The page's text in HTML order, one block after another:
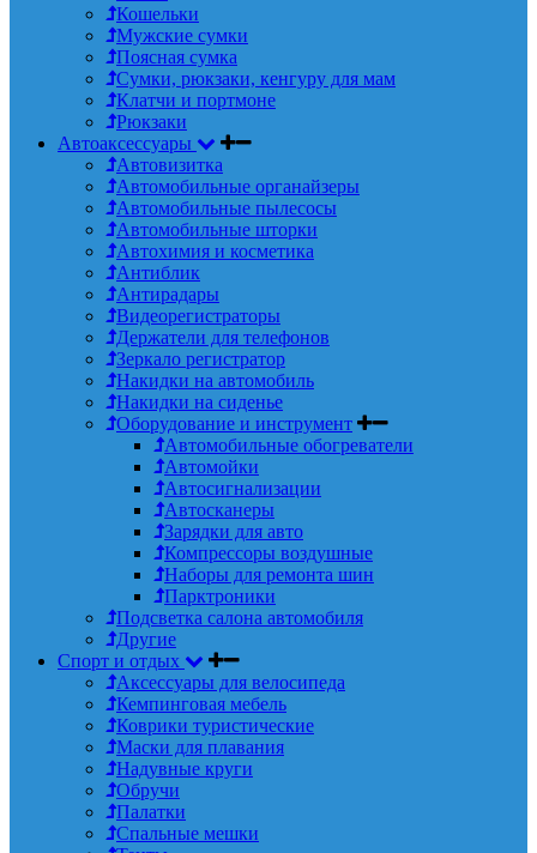
Кошельки
Мужские сумки
Поясная сумка
Сумки, рюкзаки, кенгуру для мам
Клатчи и портмоне
Рюкзаки
Автоаксессуары
Автовизитка
Автомобильные органайзеры
Автомобильные пылесосы
Автомобильные шторки
Автохимия и косметика
Антиблик
Антирадары
Видеорегистраторы
Держатели для телефонов
Зеркало регистратор
Накидки на автомобиль
Накидки на сиденье
Оборудование и инструмент
Автомобильные обогреватели
Автомойки
Автосигнализации
Автосканеры
Зарядки для авто
Компрессоры воздушные
Наборы для ремонта шин
Парктроники
Подсветка салона автомобиля
Другие
Спорт и отдых
Аксессуары для велосипеда
Кемпинговая мебель
Коврики туристические
Маски для плавания
Надувные круги
Обручи
Палатки
Спальные мешки